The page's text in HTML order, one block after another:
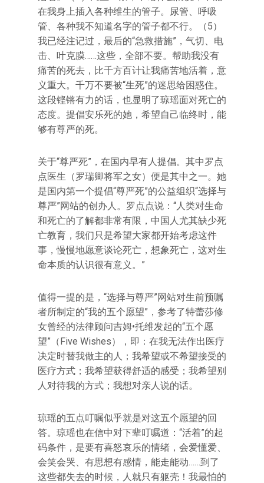
在我身上插入各种维生的管子。尿管、呼吸
管、各种我不知道名字的管子都不行。（5）
我已经注记过，最后的“急救措施”，气切、电
击、叶克膜……这些，全部不要。帮助我没有
痛苦的死去，比千方百计让我痛苦地活着，意
义重大。千万不要被“生死”的迷思给困惑住。
这段铿锵有力的话，也显明了琼瑶面对死亡的
态度。提倡安乐死的她，希望自己临终时，能
够有尊严的死。
关于“尊严死”，在国内早有人提倡。其中罗点
点医生（罗瑞卿将军之女）便是其中之一。她
是国内第一个提倡“尊严死”的公益组织“选择与
尊严”网站的创办人。罗点点说：“人类对生命
和死亡的了解都非常有限，中国人尤其缺少死
亡教育，我们只是希望大家都开始考虑这件
事，慢慢地愿意谈论死亡，想象死亡，这对生
命本质的认识很有意义。”
值得一提的是，“选择与尊严”网站对生前预嘱
者所制定的“我的五个愿望”，参考了特蕾莎修
女曾经的法律顾问吉姆•托维发起的“五个愿
望”（Five Wishes），即：在我无法作出医疗
决定时替我做主的人；我希望或不希望接受的
医疗方式；我希望获得舒适的感受；我希望别
人对待我的方式；我想对亲人说的话。
琼瑶的五点叮嘱似乎就是对这五个愿望的回
答。琼瑶也在信中对下辈叮嘱道：“活着”的起
码条件，是要有喜怒哀乐的情绪，会爱懂爱、
会笑会哭、有思想有感情，能走能动……到了
这些都失去的时候，人就只有躯壳！我最怕的